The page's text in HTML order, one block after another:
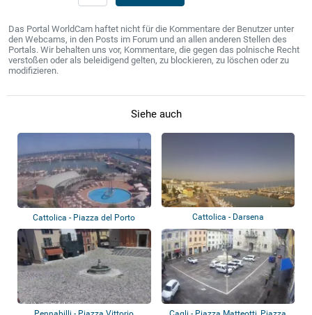
Das Portal WorldCam haftet nicht für die Kommentare der Benutzer unter
den Webcams, in den Posts im Forum und an allen anderen Stellen des
Portals. Wir behalten uns vor, Kommentare, die gegen das polnische Recht
verstoßen oder als beleidigend gelten, zu blockieren, zu löschen oder zu
modifizieren.
Siehe auch
Cattolica - Piazza del Porto Cattolica - Darsena